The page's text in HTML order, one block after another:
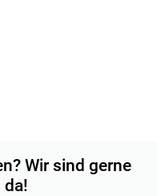
Wir sind gerne
da!